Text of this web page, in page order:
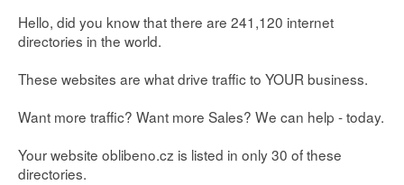
Hello, did you know that there are 241,120 internet
directories in the world.
These websites are what drive traffic to YOUR business.
Want more traffic? Want more Sales? We can help - today.
Your website oblibeno.cz is listed in only 30 of these
directories.